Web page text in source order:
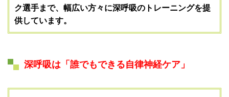
ク選手まで、幅広い方々に深呼吸のトレーニングを提
供しています。
深呼吸は「誰でもできる自律神経ケア」